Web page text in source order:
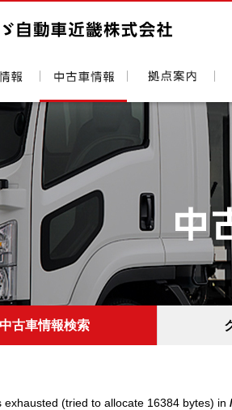
中古車情報検索
(tried to allocate 16384 bytes) in